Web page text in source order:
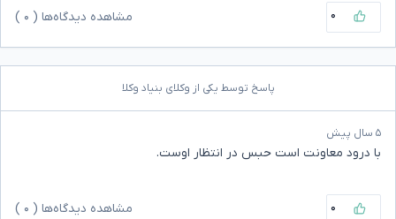
۰ مشاهده دیدگاه‌ها ( ۰
پاسخ توسط یکی از وکلای بنیاد وکلا
۵ سال پیش
با درود معاونت است حبس در انتظار اوست.
۰ مشاهده دیدگاه‌ها ( ۰